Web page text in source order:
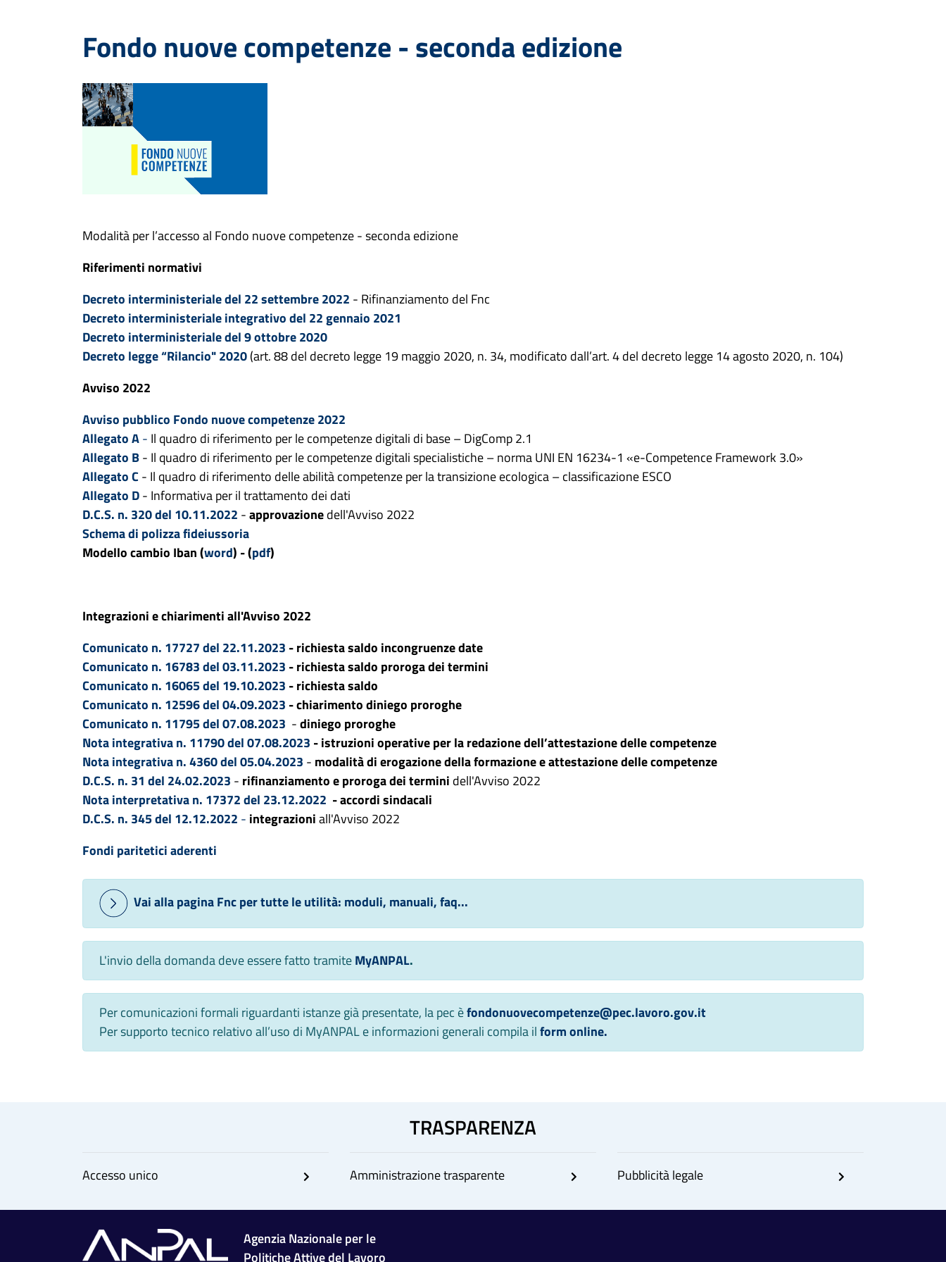
Fondo nuove competenze - seconda edizione
Modalità per l’accesso al Fondo nuove competenze - seconda edizione
Riferimenti normativi
Decreto interministeriale del 22 settembre 2022 - Rifinanziamento del Fnc
Decreto interministeriale integrativo del 22 gennaio 2021
Decreto interministeriale del 9 ottobre 2020
Decreto legge “Rilancio" 2020(art. 88 del decreto legge 19 maggio 2020, n. 34, modificato dall’art. 4 del decreto legge 14 agosto 2020, n. 104)
Avviso 2022
Avviso pubblico Fondo nuove competenze 2022
Allegato A- Il quadro di riferimento per le competenze digitali di base – DigComp 2.1
Allegato B- Il quadro di riferimento per le competenze digitali specialistiche – norma UNI EN 16234-1 «e-Competence Framework 3.0»
Allegato C - Il quadro di riferimento delle abilità competenze per la transizione ecologica – classificazione ESCO
Allegato D- Informativa per il trattamento dei dati
D.C.S. n. 320 del 10.11.2022 -approvazionedell'Avviso 2022
Schema di polizza fideiussoria
Modello cambio Iban (word) - (pdf)
Integrazioni e chiarimenti all'Avviso 2022
Comunicato n. 17727 del 22.11.2023 - richiesta saldo incongruenze date
Comunicato n. 16783 del 03.11.2023 - richiesta saldo proroga dei termini
Comunicato n. 16065 del 19.10.2023 - richiesta saldo
Comunicato n. 12596 del 04.09.2023 - chiarimento diniego proroghe
Comunicato n. 11795 del 07.08.2023 -diniego proroghe
Nota integrativa n. 11790 del 07.08.2023 - istruzioni operative per la redazione dell’attestazione delle competenze
Nota integrativa n. 4360 del 05.04.2023 - modalità di erogazione della formazione e attestazione delle competenze
D.C.S. n. 31 del 24.02.2023 - rifinanziamento e proroga dei termini dell'Avviso 2022
Nota interpretativa n. 17372 del 23.12.2022 - accordi sindacali
D.C.S. n. 345 del 12.12.2022 - integrazioniall'Avviso 2022
Fondi paritetici aderenti
Vai alla pagina Fnc per tutte le utilità: moduli, manuali, faq...
L'invio della domanda deve essere fatto tramiteMyANPAL.
Per comunicazioni formali riguardanti istanze già presentate, la pec èfondonuovecompetenze@pec.lavoro.gov.it
Per supporto tecnico relativo all’uso di MyANPAL e informazioni generali compila ilform online.
TRASPARENZA
Accesso unico Amministrazione trasparente Pubblicità legale
Agenzia Nazionale per le
Politiche Attive del Lavoro